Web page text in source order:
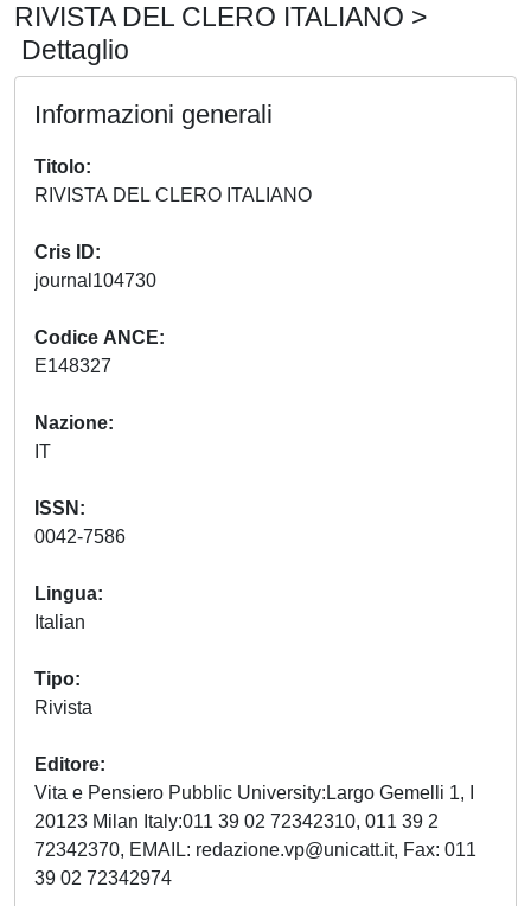
RIVISTA DEL CLERO ITALIANO >
Dettaglio
Informazioni generali
Titolo
Cris ID
Codice ANCE
Nazione
ISSN
Lingua
Tipo
Rivista
Editore
Vita e Pensiero Pubblic University:Largo Gemelli 1, I
20123 Milan Italy:011 39 02 72342310, 011 39 2
72342370, EMAIL: redazione.vp@unicatt.it, Fax: 011